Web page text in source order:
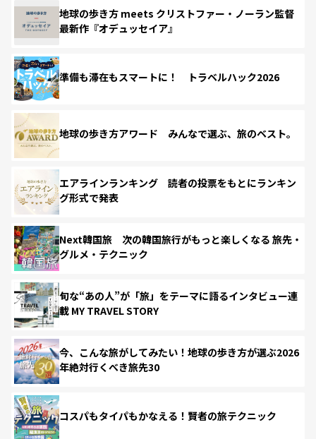
地球の歩き方 meets クリストファー・ノーラン監督
最新作『オデュッセイア』
準備も滞在もスマートに！ トラベルハック2026
地球の歩き方アワード みんなで選ぶ、旅のベスト。
エアラインランキング 読者の投票をもとにランキン
グ形式で発表
Next韓国旅 次の韓国旅行がもっと楽しくなる 旅先・
グルメ・テクニック
旬な“あの人”が「旅」をテーマに語るインタビュー連
載 MY TRAVEL STORY
今、こんな旅がしてみたい！地球の歩き方が選ぶ2026
年絶対行くべき旅先30
コスパもタイパもかなえる！賢者の旅テクニック